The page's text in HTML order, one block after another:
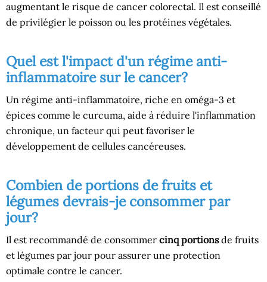
augmentant le risque de cancer colorectal. Il est conseillé
de privilégier le poisson ou les protéines végétales.
Quel est l'impact d'un régime anti-
inflammatoire sur le cancer?
Un régime anti-inflammatoire, riche en oméga-3 et
épices comme le curcuma, aide à réduire l'inflammation
chronique, un facteur qui peut favoriser le
développement de cellules cancéreuses.
Combien de portions de fruits et
légumes devrais-je consommer par
jour?
Il est recommandé de consommer cinq portionsde fruits
et légumes par jour pour assurer une protection
optimale contre le cancer.